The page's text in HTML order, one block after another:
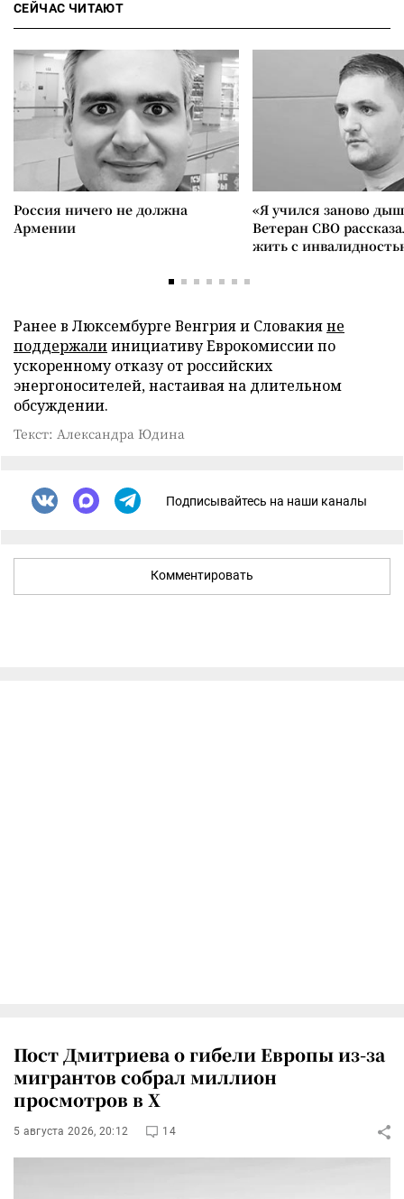
СЕЙЧАС ЧИТАЮТ
Россия ничего не должна
Армении
«Я учился заново
Ветеран СВО
жить с
Ранее в Люксембурге Венгрия и Словакияне
поддержалиинициативу Еврокомиссии по
ускоренному отказу от российских
энергоносителей, настаивая на длительном
обсуждении.
Текст: Александра Юдина
Подписывайтесь на наши каналы
Комментировать
Пост Дмитриева о гибели Европы из-за
мигрантов собрал миллион
просмотров в X
5 августа 2026, 20:12 14